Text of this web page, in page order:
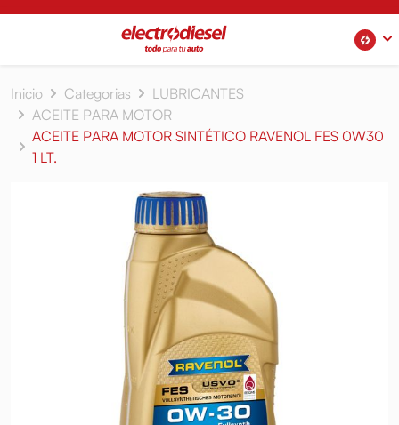
Inicio Categorias
LUBRICANTES
ACEITE PARA MOTOR
ACEITE PARA MOTOR SINTÉTICO RAVENOL FES 0W30
1 LT.